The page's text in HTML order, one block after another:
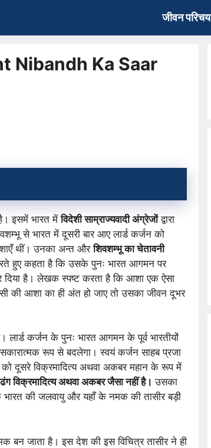
जीवन परिचय
Nibandh Ka Saar
है। इसमें भारत मेंविदेशी साम्राज्यवादी अंग्रेजोंद्वारा
से भारत में दूसरी बार आए लार्ड कर्जन को
थीं। उनका अन्त औरशिवशम्भू का चेतावनी
हुए कहता है कि उसके पुनः भारत आगमन पर
है। लेखक स्पष्ट करता है कि आशा एक ऐसा
की आशा का ही अंत हो जाए तो उसका जीवन दूभर
लार्ड कर्जन के पुनः भारत आगमन के पूर्व भारतीयों
रूप से बदलेगा। स्वयं कर्जन साहब प्रजा
दूसरे विक्रमादित्य अथवा अकबर महान के रूप में
विक्रमादित्य अथवा अकबर जैसा नहीं है। उसका
की जलवायु और यहाँ के नमक की तासीर बड़ी
बन जाता है। इस देश की इस विचित्र तासीर ने ही